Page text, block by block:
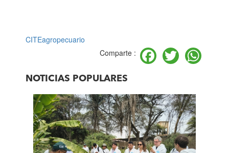
CITEagropecuario
Comparte :
Facebook
Twitter
NOTICIAS POPULARES